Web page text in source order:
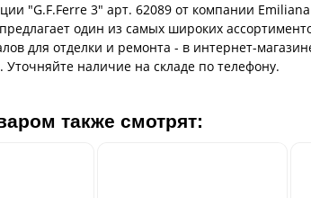
"G.F.Ferre 3" арт. 62089 от компании
один из самых широких
для отделки и ремонта - в интернет-
Уточняйте наличие на складе по телефону.
также смотрят: